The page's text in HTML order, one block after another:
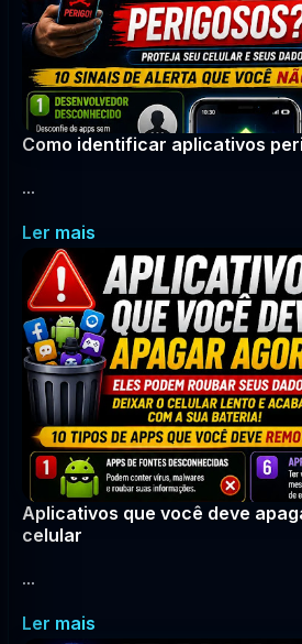
Como identificar aplicativos
...
Ler mais
Aplicativos que você deve
celular
...
Ler mais